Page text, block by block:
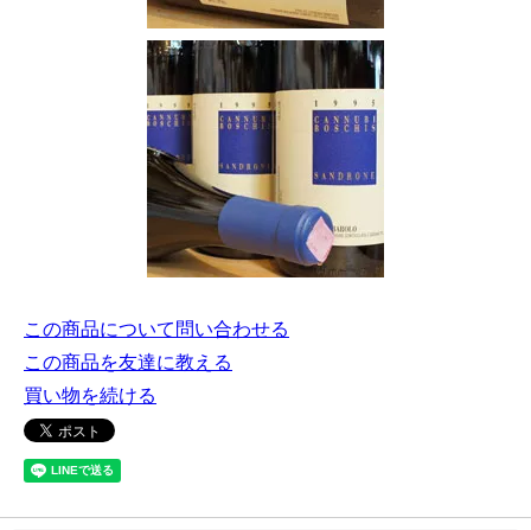
この商品について問い合わせる
この商品を友達に教える
買い物を続ける